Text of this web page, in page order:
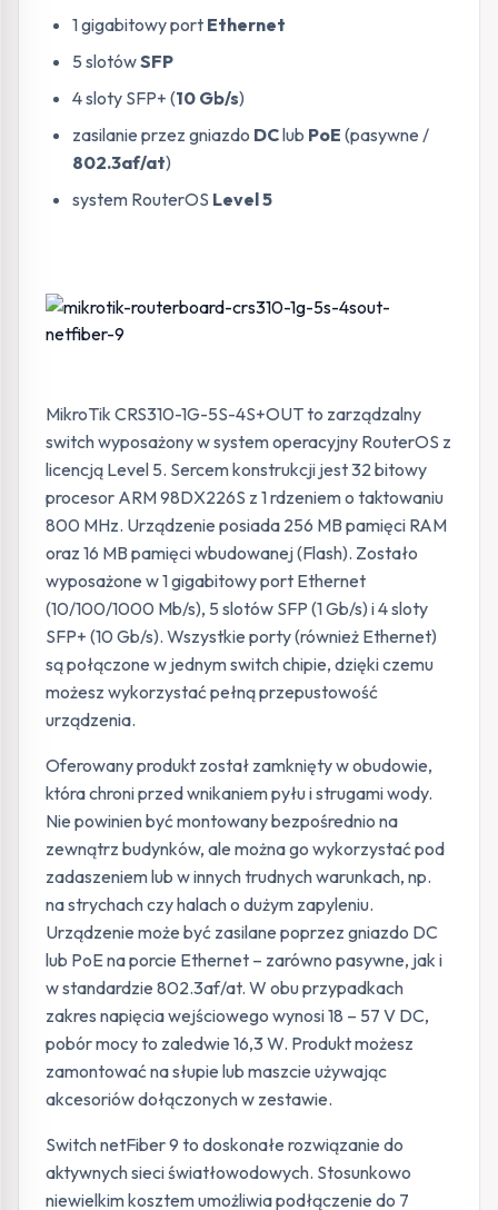
1 gigabitowy port Ethernet
5 slotówSFP
4 sloty SFP+ (10 Gb/s)
zasilanie przez gniazdo DClub PoE (pasywne /
802.3af/at)
system RouterOS Level 5
MikroTik CRS310-1G-5S-4S+OUT to zarządzalny
switch wyposażony w system operacyjny RouterOS z
licencją Level 5. Sercem konstrukcji jest 32 bitowy
procesor ARM 98DX226S z 1 rdzeniem o taktowaniu
800 MHz. Urządzenie posiada 256 MB pamięci RAM
oraz 16 MB pamięci wbudowanej (Flash). Zostało
wyposażone w 1 gigabitowy port Ethernet
(10/100/1000 Mb/s), 5 slotów SFP (1 Gb/s) i 4 sloty
SFP+ (10 Gb/s). Wszystkie porty (również Ethernet)
są połączone w jednym switch chipie, dzięki czemu
możesz wykorzystać pełną przepustowość
urządzenia.
Oferowany produkt został zamknięty w obudowie,
która chroni przed wnikaniem pyłu i strugami wody.
Nie powinien być montowany bezpośrednio na
zewnątrz budynków, ale można go wykorzystać pod
zadaszeniem lub w innych trudnych warunkach, np.
na strychach czy halach o dużym zapyleniu.
Urządzenie może być zasilane poprzez gniazdo DC
lub PoE na porcie Ethernet – zarówno pasywne, jak i
w standardzie 802.3af/at. W obu przypadkach
zakres napięcia wejściowego wynosi 18 – 57 V DC,
pobór mocy to zaledwie 16,3 W. Produkt możesz
zamontować na słupie lub maszcie używając
akcesoriów dołączonych w zestawie.
Switch netFiber 9 to doskonałe rozwiązanie do
aktywnych sieci światłowodowych. Stosunkowo
niewielkim kosztem umożliwia podłączenie do 7